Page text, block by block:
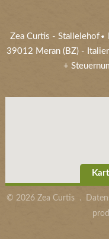
Zea Curtis -Stallelehof
39012 Meran (BZ) -
+
© 2026 Zea Curtis .